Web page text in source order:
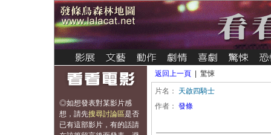
◎如想發表對某影片感
想， 請先搜尋討論區是否
已有這部影片，有的話請
返回上一頁 | 驚悚
片名：
天啟四騎士
作者： 發條